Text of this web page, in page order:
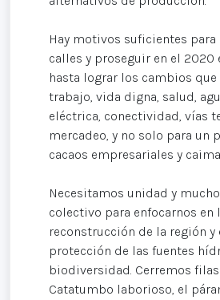
Hay motivos suficientes para
calles y proseguir en el 2020
hasta lograr los cambios que
trabajo, vida digna, salud,
eléctrica, conectividad, vías
mercadeo, y no solo para un
cacaos empresariales y
Necesitamos unidad y
colectivo para enfocarnos en
reconstrucción de la región y
protección de las fuentes
biodiversidad. Cerremos
Catatumbo laborioso, el